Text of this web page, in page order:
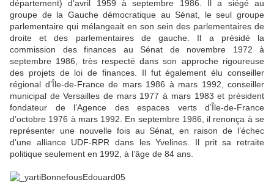
département) d’avril 1959 à septembre 1986. Il a siégé au
groupe de la Gauche démocratique au Sénat, le seul groupe
parlementaire qui mélangeait en son sein des parlementaires de
droite et des parlementaires de gauche. Il a présidé la
commission des finances au Sénat de novembre 1972 à
septembre 1986, très respecté dans son approche rigoureuse
des projets de loi de finances. Il fut également élu conseiller
régional d’Île-de-France de mars 1986 à mars 1992, conseiller
municipal de Versailles de mars 1977 à mars 1983 et président
fondateur de l’Agence des espaces verts d’Île-de-France
d’octobre 1976 à mars 1992. En septembre 1986, il renonça à se
représenter une nouvelle fois au Sénat, en raison de l’échec
d’une alliance UDF-RPR dans les Yvelines. Il prit sa retraite
politique seulement en 1992, à l’âge de 84 ans.